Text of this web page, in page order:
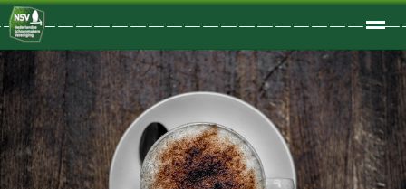
Welkom
Home Zoeken Foto's